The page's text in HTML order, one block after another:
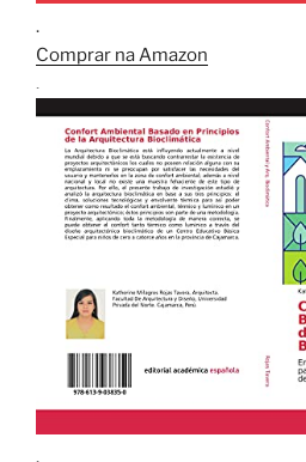
.
Comprar na Amazon
.
.